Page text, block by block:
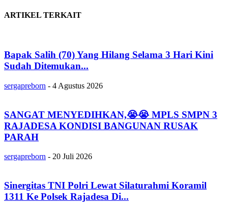
ARTIKEL TERKAIT
Bapak Salih (70) Yang Hilang Selama 3 Hari Kini
Sudah Ditemukan...
sergapreborn - 4 Agustus 2026
SANGAT MENYEDIHKAN,😭😭 MPLS SMPN 3
RAJADESA KONDISI BANGUNAN RUSAK
PARAH
sergapreborn - 20 Juli 2026
Sinergitas TNI Polri Lewat Silaturahmi Koramil
1311 Ke Polsek Rajadesa Di...